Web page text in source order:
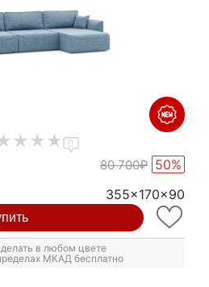
0
80 700₽ 50%
355x170x90
в любом цвете
МКАД бесплатно